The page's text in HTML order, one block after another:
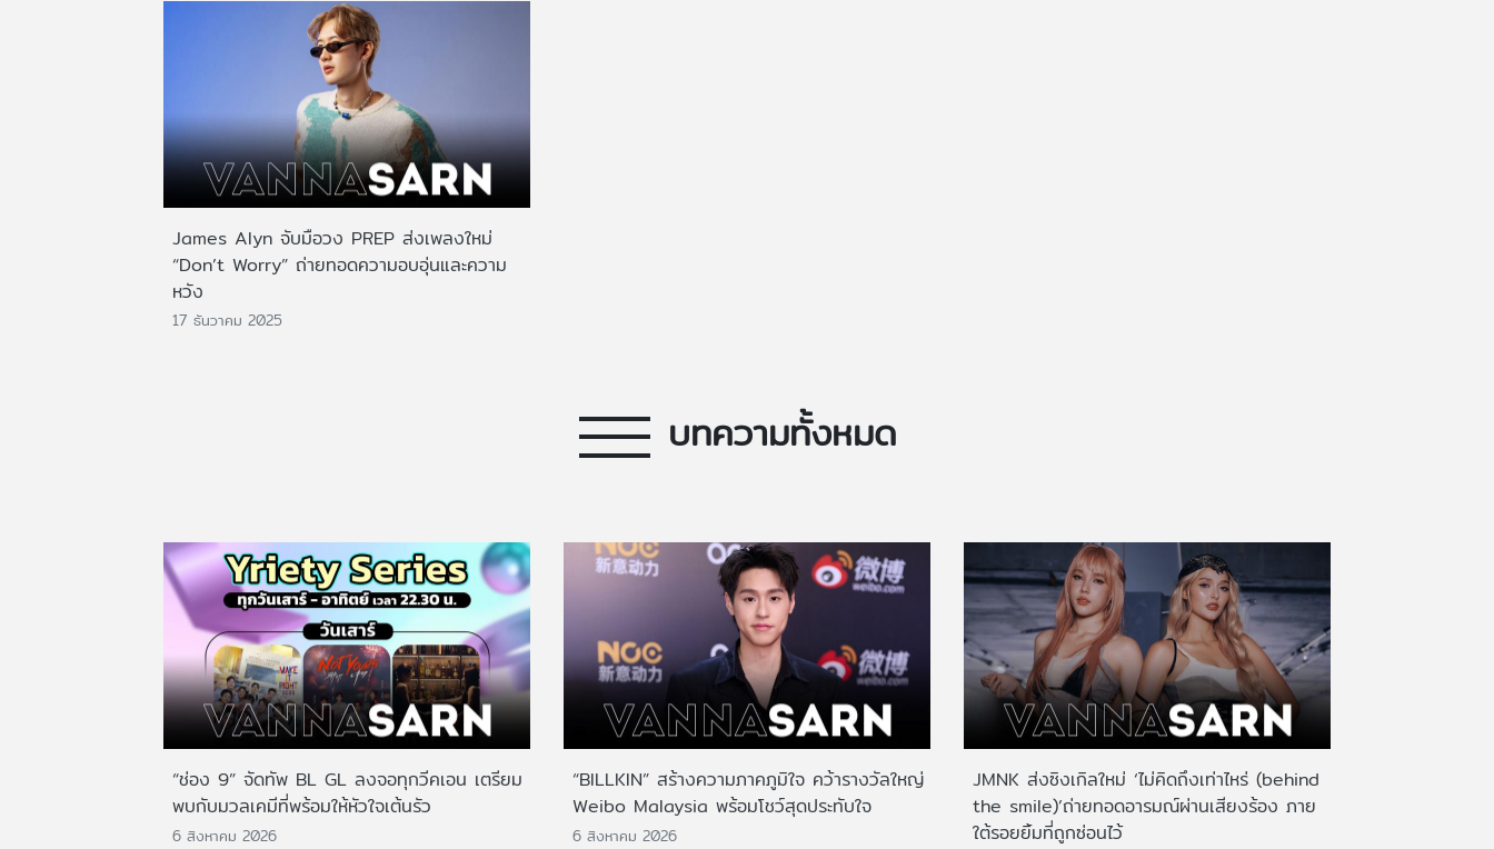
James Alyn จับมือวง PREP ส่งเพลงใหม่
“Don’t Worry” ถ่ายทอดความอบอุ่นและความ
หวัง
17 ธันวาคม 2025
บทความทั้งหมด
“ช่อง 9” จัดทัพ BL GL ลงจอทุกวีคเอน เตรียม
พบกับมวลเคมีที่พร้อมให้หัวใจเต้นรัว
6 สิงหาคม 2026
“BILLKIN” สร้างความภาคภูมิใจ คว้ารางวัลใหญ่
Weibo Malaysia พร้อมโชว์สุดประทับใจ
6 สิงหาคม 2026
JMNK ส่งซิงเกิลใหม่ ‘ไม่คิดถึงเท่าไหร่ (behind
the smile)’ถ่ายทอดอารมณ์ผ่านเสียงร้อง ภาย
ใต้รอยยิ้มที่ถูกซ่อนไว้